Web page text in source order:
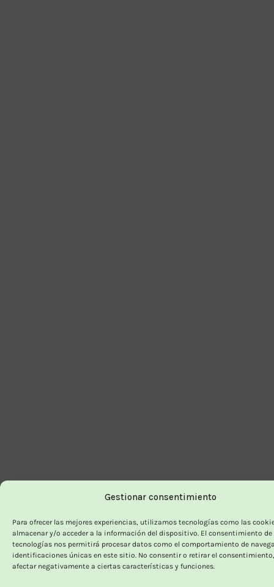
Gestionar consentimiento
Para ofrecer las mejores experiencias, utilizamos tecnologías como las
almacenar y/o acceder a la información del dispositivo. El consentimiento de
tecnologías nos permitirá procesar datos como el comportamiento de
identificaciones únicas en este sitio. No consentir o retirar el
afectar negativamente a ciertas características y funciones.